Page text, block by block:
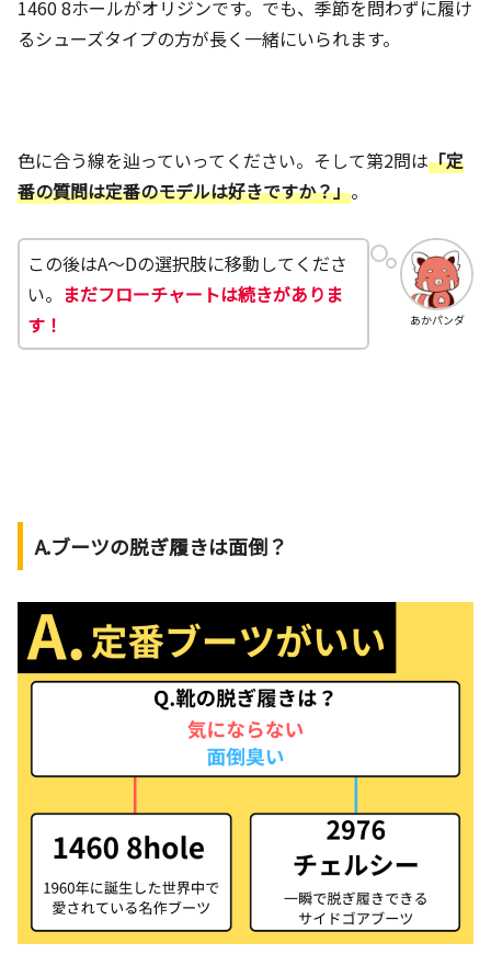
1460 8ホールがオリジンです。でも、季節を問わずに履け
るシューズタイプの方が長く一緒にいられます。
色に合う線を辿っていってください。そして第2問は「定
番の質問は定番のモデルは好きですか？」。
あかパンダ
この後はA〜Dの選択肢に移動してくださ
い。 まだフローチャートは続きがありま
す！
A.ブーツの脱ぎ履きは面倒？